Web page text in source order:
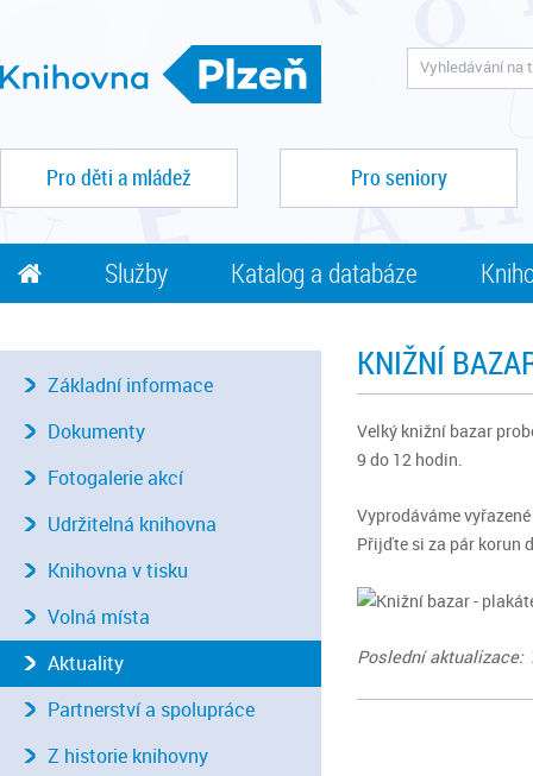
Pro děti a mládež Pro seniory
Služby Katalog a databáze
KNIŽNÍ
Velký knižní bazar
9 do 12 hodin.
Vyprodáváme
Přijďte si za pár korun
Poslední aktualizace:
Základní informace
Dokumenty
Fotogalerie akcí
Udržitelná knihovna
Knihovna v tisku
Volná místa
Aktuality
Partnerství a spolupráce
Z historie knihovny